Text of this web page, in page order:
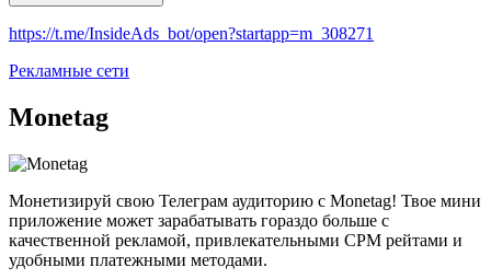
https://t.me/InsideAds_bot/open?startapp=m_308271
Рекламные сети
Monetag
Монетизируй свою Телеграм аудиторию с Monetag! Твое мини
приложение может зарабатывать гораздо больше с
качественной рекламой, привлекательными CPM рейтами и
удобными платежными методами.